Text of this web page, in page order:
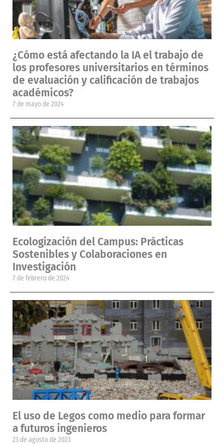
¿Cómo está afectando la IA el trabajo de
los profesores universitarios en términos
de evaluación y calificación de trabajos
académicos?
7 de mayo de 2024
Ecologización del Campus: Prácticas
Sostenibles y Colaboraciones en
Investigación
7 de febrero de 2024
El uso de Legos como medio para formar
a futuros ingenieros
23 de agosto de 2023